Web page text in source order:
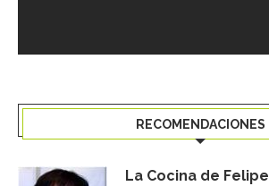
RECOMENDACIONES
La Cocina de Felipe